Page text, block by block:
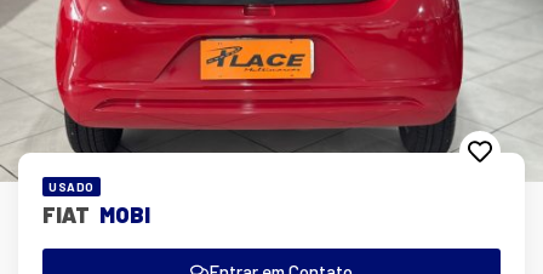
USADO
FIAT MOBI